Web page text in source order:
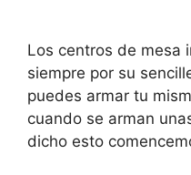
Los centros de mesa
siempre por su
puedes armar tu
cuando se arman
dicho esto